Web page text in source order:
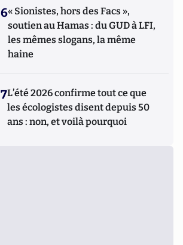
6« Sionistes, hors des Facs »,
soutien au Hamas : du GUD à LFI,
les mêmes slogans, la même
haine
7L’été 2026 confirme tout ce que
les écologistes disent depuis 50
ans : non, et voilà pourquoi